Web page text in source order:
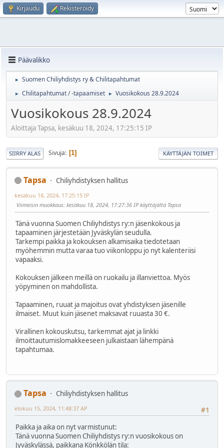
Kirjaudu Rekisteröidy
Päävalikko
► Suomen Chiliyhdistys ry & Chilitapahtumat
► Chilitapahtumat / -tapaamiset ► Vuosikokous 28.9.2024
Vuosikokous 28.9.2024
Aloittaja Tapsa, kesäkuu 18, 2024, 17:25:15 IP
SIIRRY ALAS Sivuja 1 KÄYTTÄJÄN TOIMET
Tapsa Chiliyhdistyksen hallitus
kesäkuu 18, 2024, 17:25:15 IP
Viimeisin muokkaus: kesäkuu 18, 2024, 17:27:36 IP käyttäjältä Tapsa
Tänä vuonna Suomen Chiliyhdistys ry:n jäsenkokous ja
tapaaminen järjestetään Jyväskylän seudulla.
Tarkempi paikka ja kokouksen alkamisaika tiedotetaan
myöhemmin mutta varaa tuo viikonloppu jo nyt kalenteriisi
vapaaksi.
Kokouksen jälkeen meillä on ruokailu ja illanviettoa. Myös
yöpyminen on mahdollista.
Tapaaminen, ruuat ja majoitus ovat yhdistyksen jäsenille
ilmaiset. Muut kuin jäsenet maksavat ruuasta 30 €.
Virallinen kokouskutsu, tarkemmat ajat ja linkki
ilmoittautumislomakkeeseen julkaistaan lähempänä
tapahtumaa.
Tapsa
Chiliyhdistyksen hallitus
#1
elokuu 15, 2024, 11:48:37 AP
Paikka ja aika on nyt varmistunut:
Tänä vuonna Suomen Chiliyhdistys ry:n vuosikokous on
Jyväskylässä, paikkana Könkkölän tila: